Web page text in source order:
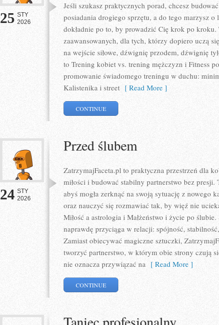
25 STY
2026
Jeśli szukasz praktycznych porad, chcesz
posiadania drogiego sprzętu, a do tego marzysz o
dokładnie po to, by prowadzić Cię krok po
zaawansowanych, dla tych, którzy dopiero uczą
na wejście siłowe, dźwignię przodem, dźwignię
to Trening kobiet vs. trening mężczyzn i Fitness
promowanie świadomego treningu w duchu:
Kalistenika i street [ Read More ]
CONTINUE
24 STY
2026
Przed ślubem
ZatrzymajFaceta.pl to praktyczna przestrzeń dla
miłości i budować stabilny partnerstwo bez presji.
abyś mogła zerknąć na swoją sytuację z nowego
oraz nauczyć się rozmawiać tak, by więź nie
Miłość a astrologia i Małżeństwo i życie po
naprawdę przyciąga w relacji: spójność,
Zamiast obiecywać magiczne sztuczki,
tworzyć partnerstwo, w którym obie strony czują
nie oznacza przywiązać na [ Read More ]
CONTINUE